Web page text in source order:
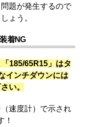
題が発生するので
ょう。
着NG
185/65R15」はタ
インチダウンには
い。
速度計）で示され
！